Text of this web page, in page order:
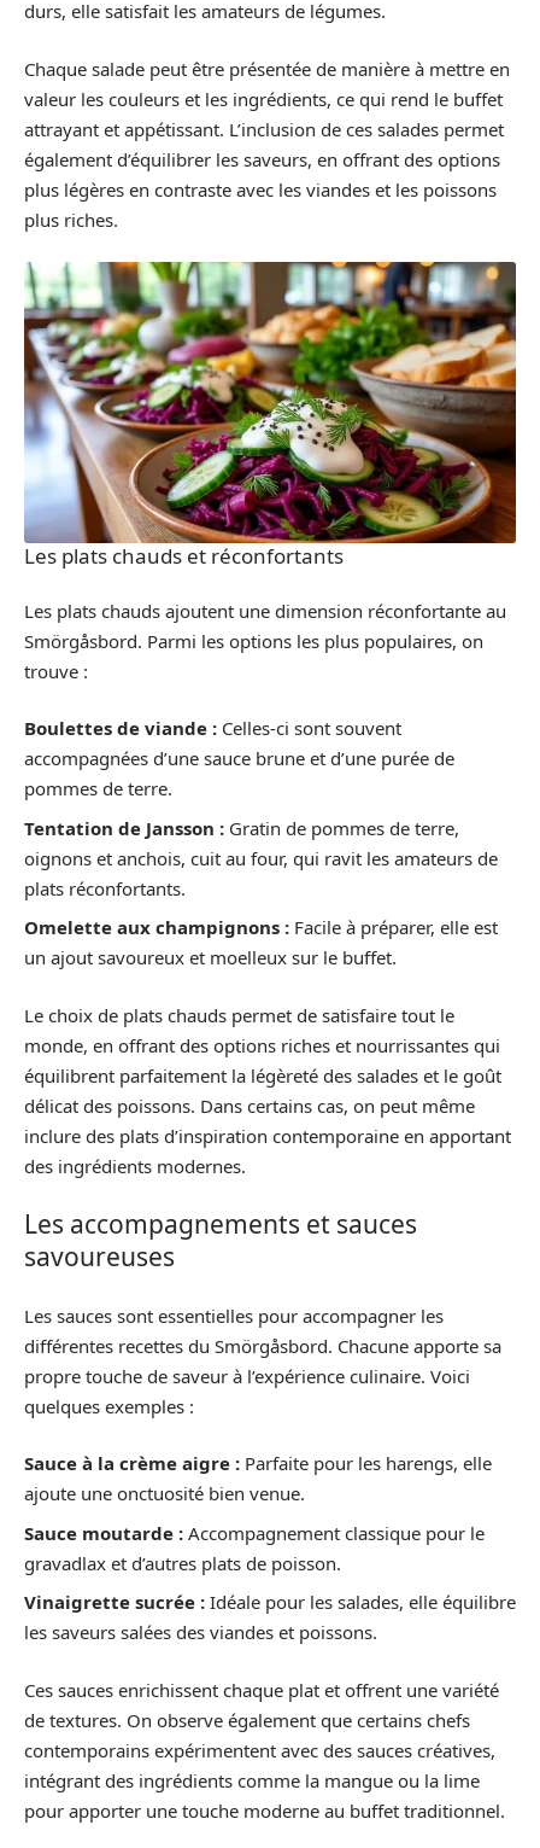
durs, elle satisfait les amateurs de légumes.
Chaque salade peut être présentée de manière à mettre en
valeur les couleurs et les ingrédients, ce qui rend le buffet
attrayant et appétissant. L’inclusion de ces salades permet
également d’équilibrer les saveurs, en offrant des options
plus légères en contraste avec les viandes et les poissons
plus riches.
Les plats chauds et réconfortants
Les plats chauds ajoutent une dimension réconfortante au
Smörgåsbord. Parmi les options les plus populaires, on
trouve :
Boulettes de viande : Celles-ci sont souvent
accompagnées d’une sauce brune et d’une purée de
pommes de terre.
Tentation de Jansson : Gratin de pommes de terre,
oignons et anchois, cuit au four, qui ravit les amateurs de
plats réconfortants.
Omelette aux champignons : Facile à préparer, elle est
un ajout savoureux et moelleux sur le buffet.
Le choix de plats chauds permet de satisfaire tout le
monde, en offrant des options riches et nourrissantes qui
équilibrent parfaitement la légèreté des salades et le goût
délicat des poissons. Dans certains cas, on peut même
inclure des plats d’inspiration contemporaine en apportant
des ingrédients modernes.
Les accompagnements et sauces
savoureuses
Les sauces sont essentielles pour accompagner les
différentes recettes du Smörgåsbord. Chacune apporte sa
propre touche de saveur à l’expérience culinaire. Voici
quelques exemples :
Sauce à la crème aigre : Parfaite pour les harengs, elle
ajoute une onctuosité bien venue.
Sauce moutarde : Accompagnement classique pour le
gravadlax et d’autres plats de poisson.
Vinaigrette sucrée : Idéale pour les salades, elle équilibre
les saveurs salées des viandes et poissons.
Ces sauces enrichissent chaque plat et offrent une variété
de textures. On observe également que certains chefs
contemporains expérimentent avec des sauces créatives,
intégrant des ingrédients comme la mangue ou la lime
pour apporter une touche moderne au buffet traditionnel.